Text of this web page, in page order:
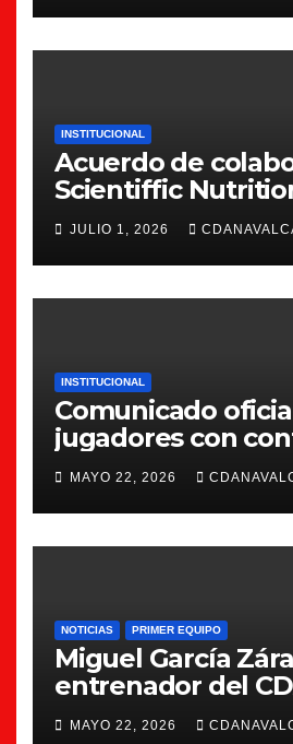
INSTITUCIONAL
Acuerdo de
Scientiffic
JULIO 1, 2026
INSTITUCIONAL
Comunicado
jugadores con
la 26/27
MAYO 22, 2026
NOTICIAS PRIMER EQUIPO
Miguel García
entrenador del
Navalcarnero
MAYO 22, 2026